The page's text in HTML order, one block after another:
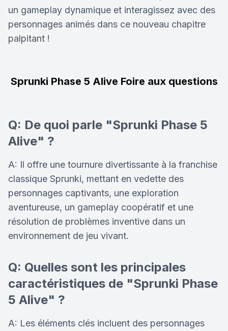
un gameplay dynamique et interagissez avec des
personnages animés dans ce nouveau chapitre
palpitant !
Sprunki Phase 5 Alive Foire aux questions
Q: De quoi parle "Sprunki Phase 5
Alive" ?
A: Il offre une tournure divertissante à la franchise
classique Sprunki, mettant en vedette des
personnages captivants, une exploration
aventureuse, un gameplay coopératif et une
résolution de problèmes inventive dans un
environnement de jeu vivant.
Q: Quelles sont les principales
caractéristiques de "Sprunki Phase
5 Alive" ?
A: Les éléments clés incluent des personnages